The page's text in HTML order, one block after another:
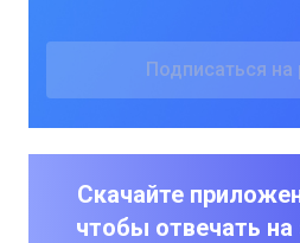
Скачайте
чтобы отвечать